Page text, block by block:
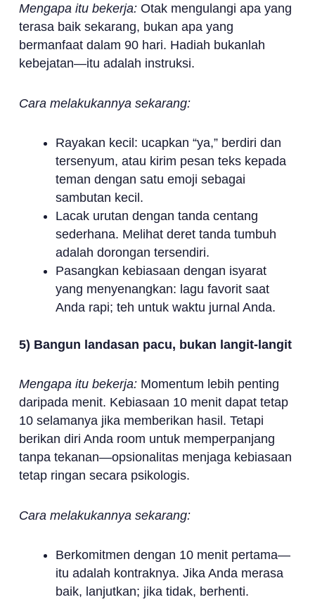
Mengapa itu bekerja:Otak mengulangi apa yang
terasa baik sekarang, bukan apa yang
bermanfaat dalam 90 hari. Hadiah bukanlah
kebejatan—itu adalah instruksi.
Cara melakukannya sekarang:
Rayakan kecil: ucapkan “ya,” berdiri dan
tersenyum, atau kirim pesan teks kepada
teman dengan satu emoji sebagai
sambutan kecil.
Lacak urutan dengan tanda centang
sederhana. Melihat deret tanda tumbuh
adalah dorongan tersendiri.
Pasangkan kebiasaan dengan isyarat
yang menyenangkan: lagu favorit saat
Anda rapi; teh untuk waktu jurnal Anda.
5) Bangun landasan pacu, bukan langit-langit
Mengapa itu bekerja:Momentum lebih penting
daripada menit. Kebiasaan 10 menit dapat tetap
10 selamanya jika memberikan hasil. Tetapi
berikan diri Anda room untuk memperpanjang
tanpa tekanan—opsionalitas menjaga kebiasaan
tetap ringan secara psikologis.
Cara melakukannya sekarang:
Berkomitmen dengan 10 menit pertama—
itu adalah kontraknya. Jika Anda merasa
baik, lanjutkan; jika tidak, berhenti.